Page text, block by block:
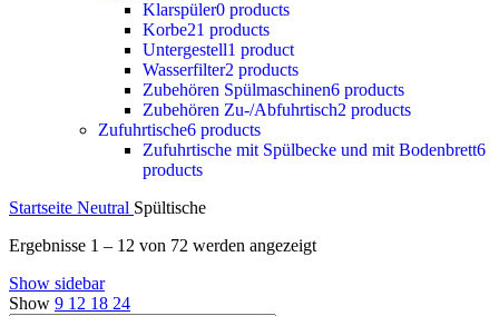
Klarspüler0 products
Korbe21 products
Untergestell1 product
Wasserfilter2 products
Zubehören Spülmaschinen6 products
Zubehören Zu-/Abfuhrtisch2 products
Zufuhrtische6 products
Zufuhrtische mit Spülbecke und mit Bodenbrett6
products
Startseite Neutral Spültische
Ergebnisse 1 – 12 von 72 werden angezeigt
Show sidebar
Show 9 12 18 24